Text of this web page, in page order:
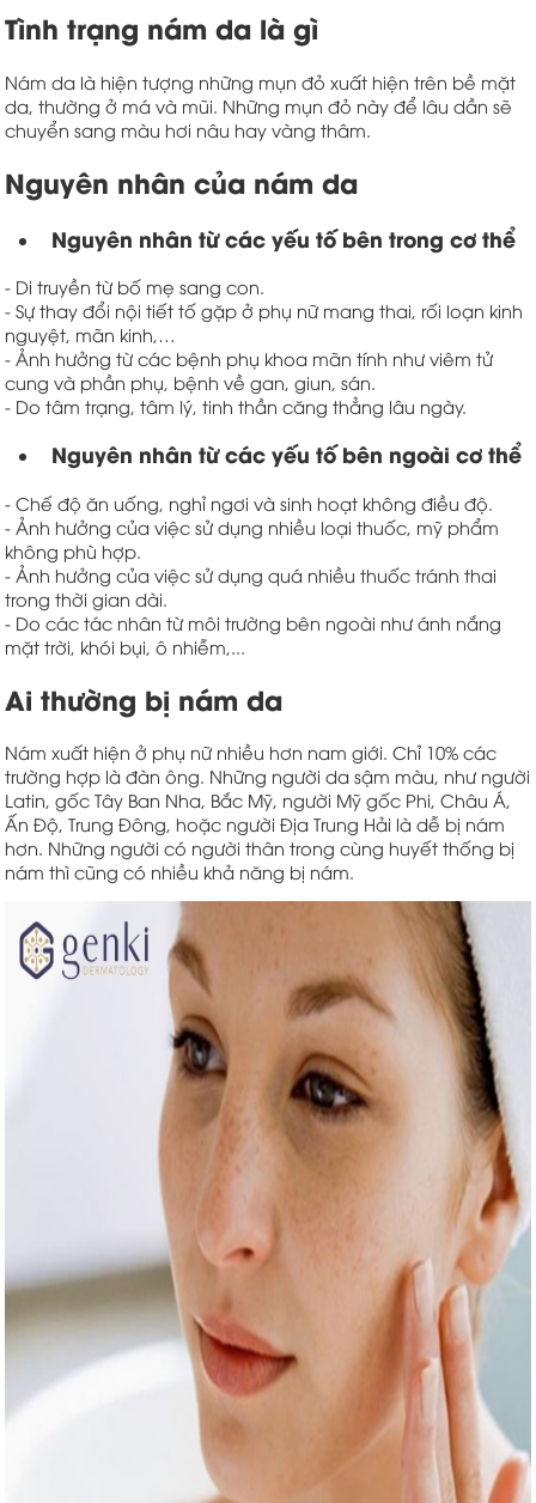
Tình trạng nám da là gì
Nám da là hiện tượng những mụn đỏ xuất hiện trên bề mặt
da, thường ở má và mũi. Những mụn đỏ này để lâu dần sẽ
chuyển sang màu hơi nâu hay vàng thâm.
Nguyên nhân của nám da
Nguyên nhân từ các yếu tố bên trong cơ thể
- Di truyền từ bố mẹ sang con.
- Sự thay đổi nội tiết tố gặp ở phụ nữ mang thai, rối loạn kinh
nguyệt, mãn kinh,…
- Ảnh hưởng từ các bệnh phụ khoa mãn tính như viêm tử
cung và phần phụ, bệnh về gan, giun, sán.
- Do tâm trạng, tâm lý, tinh thần căng thẳng lâu ngày.
Nguyên nhân từ các yếu tố bên ngoài cơ thể
- Chế độ ăn uống, nghỉ ngơi và sinh hoạt không điều độ.
- Ảnh hưởng của việc sử dụng nhiều loại thuốc, mỹ phẩm
không phù hợp.
- Ảnh hưởng của việc sử dụng quá nhiều thuốc tránh thai
trong thời gian dài.
- Do các tác nhân từ môi trường bên ngoài như ánh nắng
mặt trời, khói bụi, ô nhiễm,...
Ai thường bị nám da
Nám xuất hiện ở phụ nữ nhiều hơn nam giới. Chỉ 10% các
trường hợp là đàn ông. Những người da sậm màu, như người
Latin, gốc Tây Ban Nha, Bắc Mỹ, người Mỹ gốc Phi, Châu Á,
Ấn Độ, Trung Đông, hoặc người Địa Trung Hải là dễ bị nám
hơn. Những người có người thân trong cùng huyết thống bị
nám thì cũng có nhiều khả năng bị nám.